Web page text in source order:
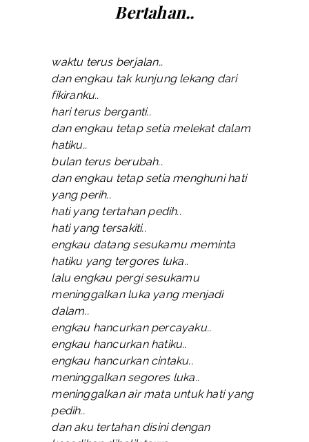
Bertahan..
waktu terus berjalan..
dan engkau tak kunjung lekang dari
fikiranku..
hari terus berganti..
dan engkau tetap setia melekat dalam
hatiku..
bulan terus berubah..
dan engkau tetap setia menghuni hati
yang perih..
hati yang tertahan pedih..
hati yang tersakiti..
engkau datang sesukamu meminta
hatiku yang tergores luka..
lalu engkau pergi sesukamu
meninggalkan luka yang menjadi
dalam..
engkau hancurkan percayaku..
engkau hancurkan hatiku..
engkau hancurkan cintaku..
meninggalkan segores luka..
meninggalkan air mata untuk hati yang
pedih..
dan aku tertahan disini dengan